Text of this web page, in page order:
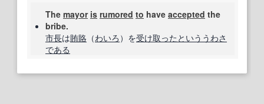
The mayor is rumored to have accepted the
bribe.
市長は賄賂 （わいろ ）を受け取った という うわさ
である